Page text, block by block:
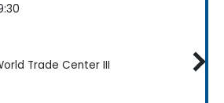
Trade Center III